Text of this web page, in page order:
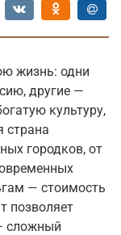
жизнь: одни
другие —
культуру,
страна
городков, от
— стоимость
позволяет
сложный